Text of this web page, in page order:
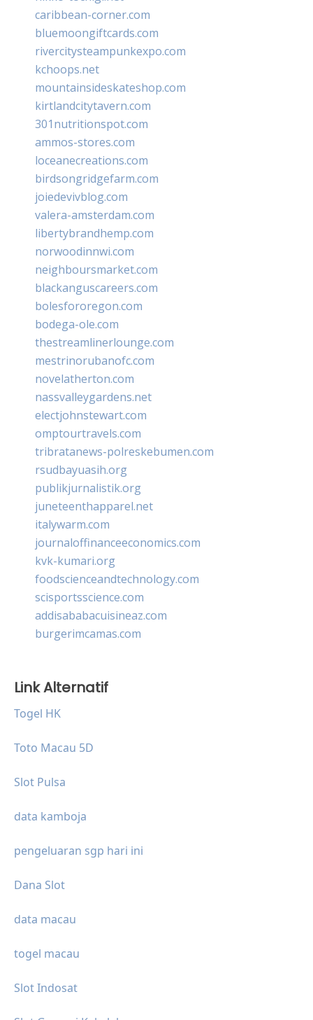
caribbean-corner.com
bluemoongiftcards.com
rivercitysteampunkexpo.com
kchoops.net
mountainsideskateshop.com
kirtlandcitytavern.com
301nutritionspot.com
ammos-stores.com
loceanecreations.com
birdsongridgefarm.com
joiedevivblog.com
valera-amsterdam.com
libertybrandhemp.com
norwoodinnwi.com
neighboursmarket.com
blackanguscareers.com
bolesfororegon.com
bodega-ole.com
thestreamlinerlounge.com
mestrinorubanofc.com
novelatherton.com
nassvalleygardens.net
electjohnstewart.com
omptourtravels.com
tribratanews-polreskebumen.com
rsudbayuasih.org
publikjurnalistik.org
juneteenthapparel.net
italywarm.com
journaloffinanceeconomics.com
kvk-kumari.org
foodscienceandtechnology.com
scisportsscience.com
addisababacuisineaz.com
burgerimcamas.com
Link Alternatif
Togel HK
Toto Macau 5D
Slot Pulsa
data kamboja
pengeluaran sgp hari ini
Dana Slot
data macau
togel macau
Slot Indosat